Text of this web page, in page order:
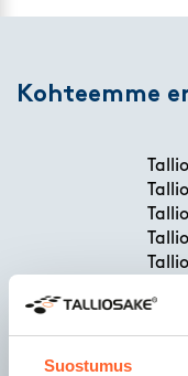
Suostumus
Kohteemme